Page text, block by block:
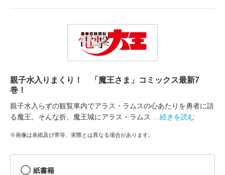
親子水入りまくり！ 「魔王さま」コミックス最新7
巻！
親子水入らずの観覧車内でアラス・ラムスの心あたりを勇者に語
る魔王。そんな折、魔王城にアラス・ラムス
…続きを読む
※画像は表紙及び帯等、実際とは異なる場合があります。
紙書籍